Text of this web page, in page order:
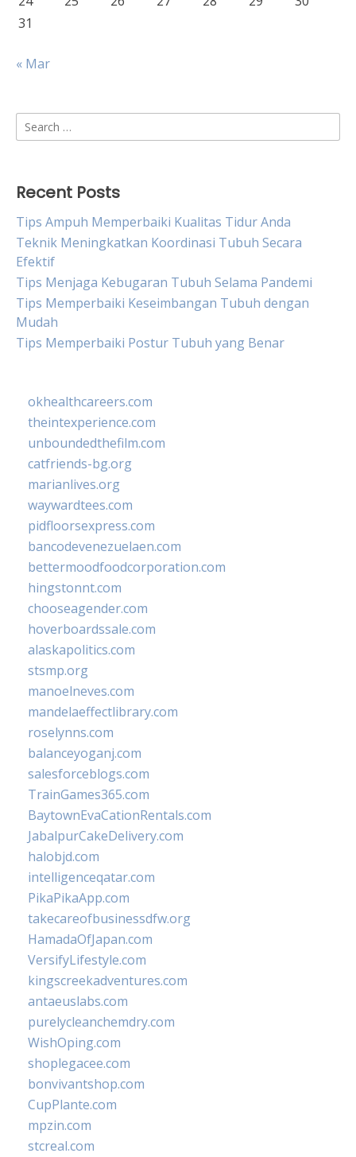
31
« Mar
Search
for:
Recent Posts
Tips Ampuh Memperbaiki Kualitas Tidur Anda
Teknik Meningkatkan Koordinasi Tubuh Secara
Efektif
Tips Menjaga Kebugaran Tubuh Selama Pandemi
Tips Memperbaiki Keseimbangan Tubuh dengan
Mudah
Tips Memperbaiki Postur Tubuh yang Benar
okhealthcareers.com
theintexperience.com
unboundedthefilm.com
catfriends-bg.org
marianlives.org
waywardtees.com
pidfloorsexpress.com
bancodevenezuelaen.com
bettermoodfoodcorporation.com
hingstonnt.com
chooseagender.com
hoverboardssale.com
alaskapolitics.com
stsmp.org
manoelneves.com
mandelaeffectlibrary.com
roselynns.com
balanceyoganj.com
salesforceblogs.com
TrainGames365.com
BaytownEvaCationRentals.com
JabalpurCakeDelivery.com
halobjd.com
intelligenceqatar.com
PikaPikaApp.com
takecareofbusinessdfw.org
HamadaOfJapan.com
VersifyLifestyle.com
kingscreekadventures.com
antaeuslabs.com
purelycleanchemdry.com
WishOping.com
shoplegacee.com
bonvivantshop.com
CupPlante.com
mpzin.com
stcreal.com